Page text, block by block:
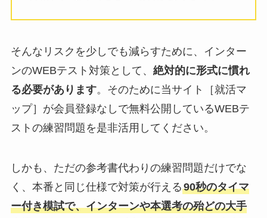
そんなリスクを少しでも減らすために、インター
ンのWEBテスト対策として、 絶対的に形式に慣れ
る必要があります。そのために当サイト［就活マ
ップ］が会員登録なしで無料公開しているWEBテ
ストの練習問題を是非活用してください。
しかも、ただの参考書代わりの練習問題だけでな
く、本番と同じ仕様で対策が行える90秒のタイマ
ー付き模試で、インターンや本選考の殆どの大手